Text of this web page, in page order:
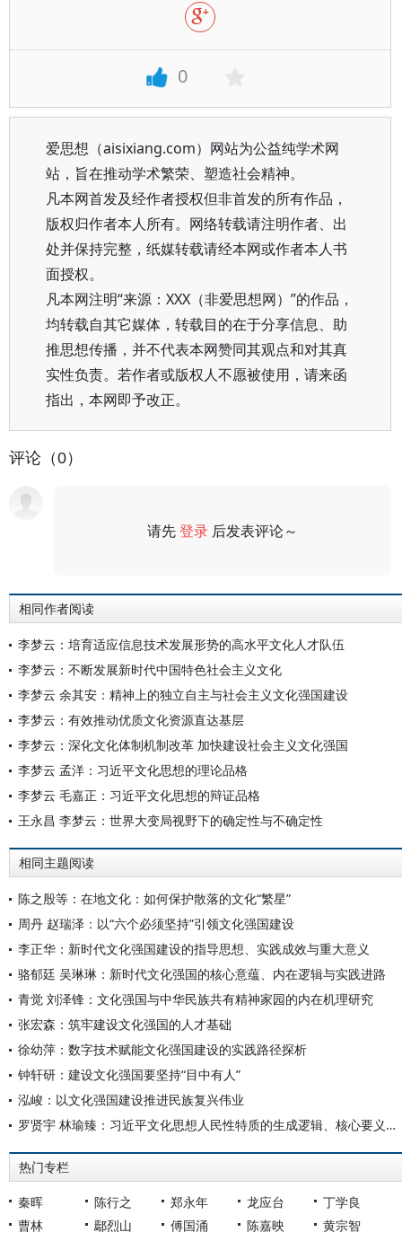
0
爱思想（aisixiang.com）网站为公益纯学术网
站，旨在推动学术繁荣、塑造社会精神。
凡本网首发及经作者授权但非首发的所有作品，
版权归作者本人所有。网络转载请注明作者、出
处并保持完整，纸媒转载请经本网或作者本人书
面授权。
凡本网注明“来源：XXX（非爱思想网）”的作品，
均转载自其它媒体，转载目的在于分享信息、助
推思想传播，并不代表本网赞同其观点和对其真
实性负责。若作者或版权人不愿被使用，请来函
指出，本网即予改正。
评论（0）
请先登录 后发表评论～
相同作者阅读
李梦云：培育适应信息技术发展形势的高水平文化人才队伍
李梦云：不断发展新时代中国特色社会主义文化
李梦云 余其安：精神上的独立自主与社会主义文化强国建设
李梦云：有效推动优质文化资源直达基层
李梦云：深化文化体制机制改革 加快建设社会主义文化强国
李梦云 孟洋：习近平文化思想的理论品格
李梦云 毛嘉正：习近平文化思想的辩证品格
王永昌 李梦云：世界大变局视野下的确定性与不确定性
相同主题阅读
陈之殷等：在地文化：如何保护散落的文化“繁星”
周丹 赵瑞泽：以“六个必须坚持”引领文化强国建设
李正华：新时代文化强国建设的指导思想、实践成效与重大意义
骆郁廷 吴琳琳：新时代文化强国的核心意蕴、内在逻辑与实践进路
青觉 刘泽锋：文化强国与中华民族共有精神家园的内在机理研究
张宏森：筑牢建设文化强国的人才基础
徐幼萍：数字技术赋能文化强国建设的实践路径探析
钟轩研：建设文化强国要坚持“目中有人”
泓峻：以文化强国建设推进民族复兴伟业
罗贤宇 林瑜臻：习近平文化思想人民性特质的生成逻辑、核心要义与实践向路
热门专栏
秦晖 陈行之 郑永年 龙应台
丁学良
曹林
鄢烈山 傅国涌 陈嘉映
黄宗智